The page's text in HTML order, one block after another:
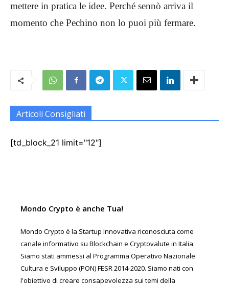
mettere in pratica le idee. Perché sennò arriva il
momento che Pechino non lo puoi più fermare.
Articoli Consigliati
[td_block_21 limit="12"]
Mondo Crypto è anche Tua!
Mondo Crypto è la Startup Innovativa riconosciuta come
canale informativo su Blockchain e Cryptovalute in Italia.
Siamo stati ammessi al Programma Operativo Nazionale
Cultura e Sviluppo (PON) FESR 2014-2020. Siamo nati con
l'obiettivo di creare consapevolezza sui temi della